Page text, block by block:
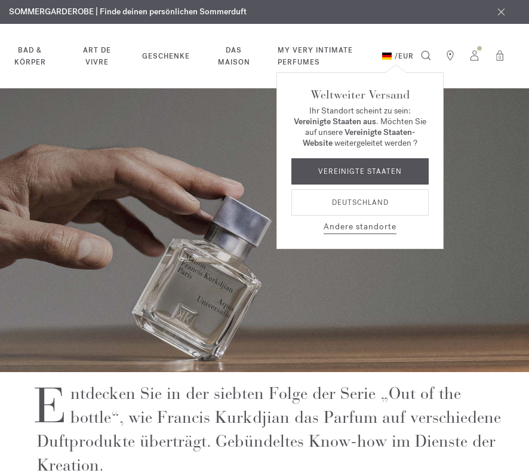
EXKLUSIV | Erhalten Sie OUDvelvet moodin Ihrer Bestellung*
KOSTENLOSE GRAVUR | Auf alle Düfte und Körperöle bis zum 9. August
SOMMERGARDEROBE | Finde deinen persönlichen Sommerduft
BAD &
KÖRPER
ART DE
VIVRE
GESCHENKE
DAS
MAISON
MY VERY INTIMATE
PERFUMES
/EUR 0
Weltweiter Versand
Ihr Standort scheint zu sein:
Vereinigte Staaten aus. Möchten Sie
auf unsereVereinigte Staaten-
Websiteweitergeleitet werden ?
VEREINIGTE STAATEN
DEUTSCHLAND
Andere standorte
E ntdecken Sie in der siebten Folge der Serie „Out of the
bottle“, wie Francis Kurkdjian das Parfum auf verschiedene
Duftprodukte überträgt. Gebündeltes Know-how im Dienste der
Kreation.